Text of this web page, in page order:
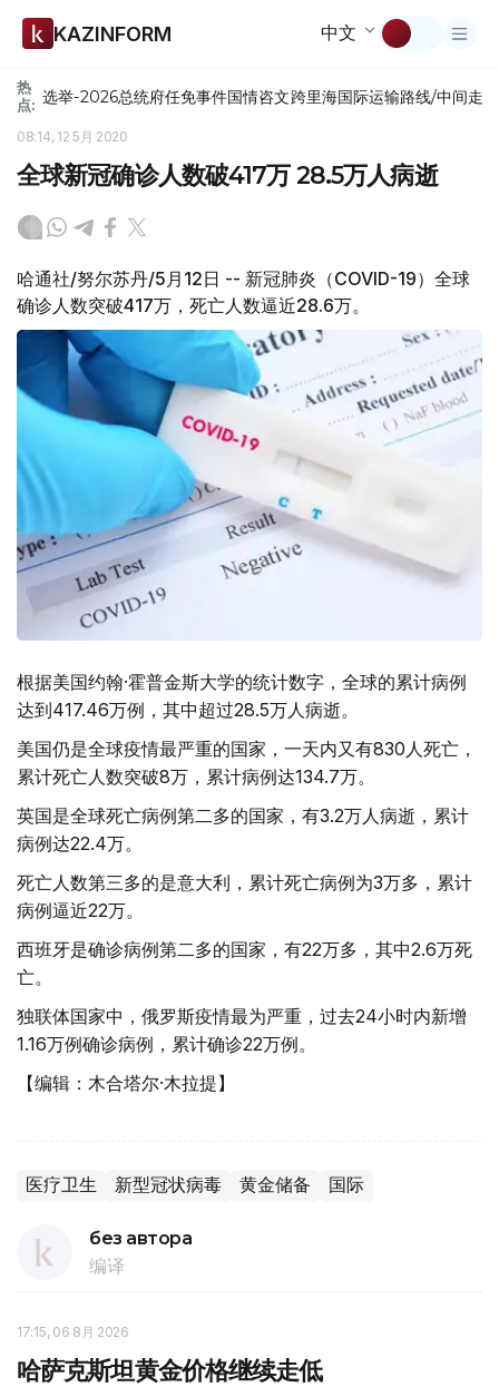
KAZINFORM 中文
热
点: 选举-2026总统府任免事件国情咨文跨里海国际运输路线/中间走廊
08:14, 12 5月 2020
全球新冠确诊人数破417万 28.5万人病逝
哈通社/努尔苏丹/5月12日 -- 新冠肺炎（COVID-19）全球
确诊人数突破417万，死亡人数逼近28.6万。
根据美国约翰·霍普金斯大学的统计数字，全球的累计病例
达到417.46万例，其中超过28.5万人病逝。
美国仍是全球疫情最严重的国家，一天内又有830人死亡，
累计死亡人数突破8万，累计病例达134.7万。
英国是全球死亡病例第二多的国家，有3.2万人病逝，累计
病例达22.4万。
死亡人数第三多的是意大利，累计死亡病例为3万多，累计
病例逼近22万。
西班牙是确诊病例第二多的国家，有22万多，其中2.6万死
亡。
独联体国家中，俄罗斯疫情最为严重，过去24小时内新增
1.16万例确诊病例，累计确诊22万例。
【编辑：木合塔尔·木拉提】
医疗卫生 新型冠状病毒 黄金储备 国际
без автора
编译
17:15, 06 8月 2026
哈萨克斯坦黄金价格继续走低